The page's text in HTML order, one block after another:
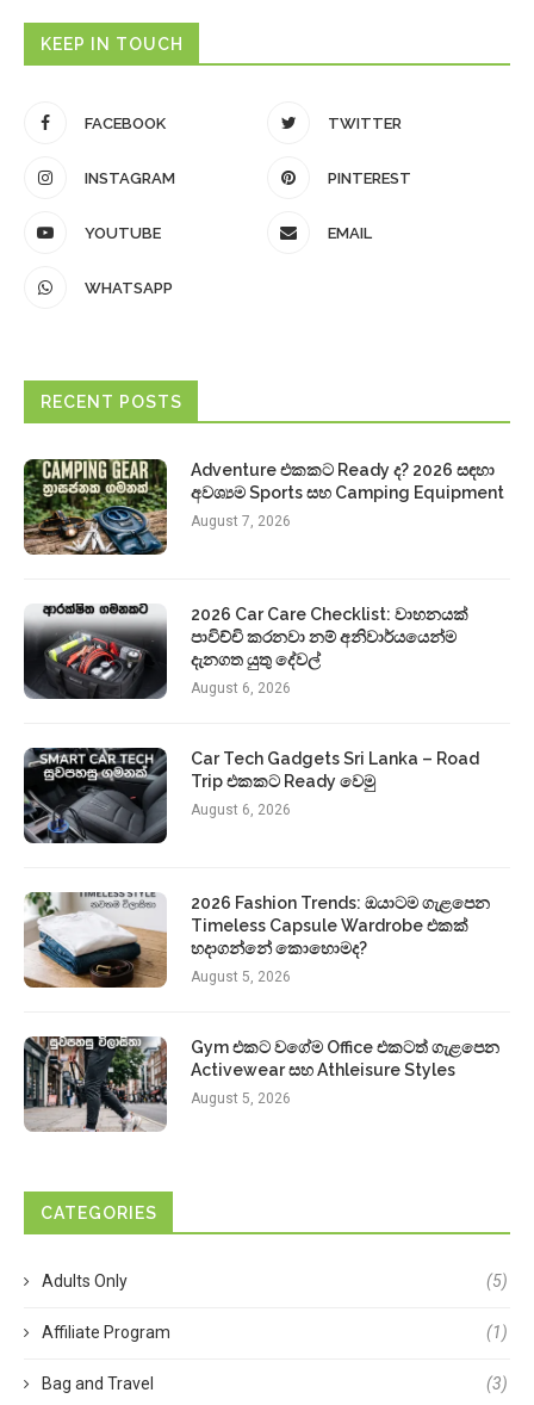
KEEP IN TOUCH
FACEBOOK TWITTER
INSTAGRAM PINTEREST
YOUTUBE EMAIL
WHATSAPP
RECENT POSTS
Adventure එකකට Ready ද? 2026 සඳහා
අවශ්‍යම Sports සහ Camping Equipment
August 7, 2026
2026 Car Care Checklist: වාහනයක්
පාවිච්චි කරනවා නම් අනිවාර්යයෙන්ම
දැනගත යුතු දේවල්
August 6, 2026
Car Tech Gadgets Sri Lanka – Road
Trip එකකට Ready වෙමු
August 6, 2026
2026 Fashion Trends: ඔයාටම ගැළපෙන
Timeless Capsule Wardrobe එකක්
හදාගන්නේ කොහොමද?
August 5, 2026
Gym එකට වගේම Office එකටත් ගැළපෙන
Activewear සහ Athleisure Styles
August 5, 2026
CATEGORIES
Adults Only (5)
Affiliate Program (1)
Bag and Travel (3)